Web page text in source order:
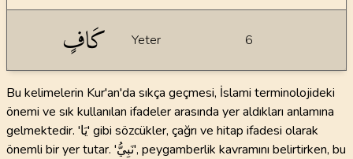
كَافٍ Yeter 6
Bu kelimelerin Kur'an'da sıkça geçmesi, İslami terminolojideki
önemi ve sık kullanılan ifadeler arasında yer aldıkları anlamına
gelmektedir. 'يَا' gibi sözcükler, çağrı ve hitap ifadesi olarak
önemli bir yer tutar. 'نَبِيُّ', peygamberlik kavramını belirtirken, bu